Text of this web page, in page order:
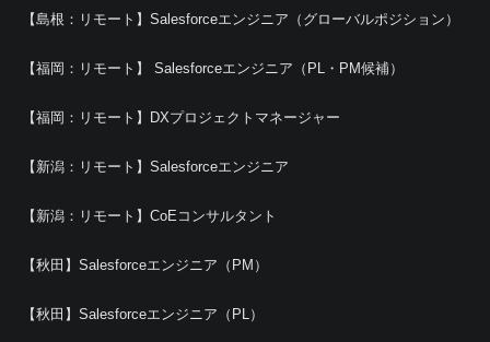
【島根：リモート】Salesforceエンジニア（グローバルポジション）
【福岡：リモート】 Salesforceエンジニア（PL・PM候補）
【福岡：リモート】DXプロジェクトマネージャー
【新潟：リモート】Salesforceエンジニア
【新潟：リモート】CoEコンサルタント
【秋田】Salesforceエンジニア（PM）
【秋田】Salesforceエンジニア（PL）